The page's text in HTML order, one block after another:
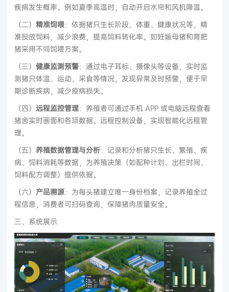
疾病发生概率。例如夏季高温时，自动开启水帘和风机降温。
（二）精准饲喂：依据猪只生长阶段、体重、健康状况等，精
准投放饲料，减少浪费，提高饲料转化率。如妊娠母猪和育肥
猪采用不同饲喂方案。
（三）健康监测预警：通过电子耳标、摄像头等设备，实时监
测猪只体温、运动、采食等情况，发现异常及时预警，便于早
期诊断疾病，减少疫病损失。
（四）远程监控管理：养殖者可通过手机 APP 或电脑远程查看
猪舍实时画面和各项数据，远程控制设备，实现智能化远程管
理。
（五）养殖数据管理与分析：记录和分析猪只生长、繁殖、疾
病、饲料消耗等数据，为养殖决策（如配种计划、出栏时间、
饲料配方调整）提供依据。
（六） 产品溯源：为每头猪建立唯一身份档案，记录养殖全过
程信息，消费者可扫码查询，保障猪肉质量安全。
三、系统展示